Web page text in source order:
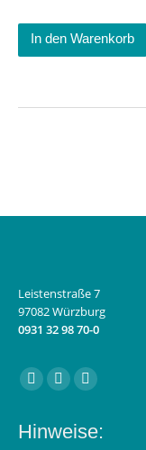
In den Warenkorb
Leistenstraße 7
97082 Würzburg
0931 32 98 70-0
Finden Sie uns auf:
Facebook
opens
Instagram
opens
E-
page
Hinweise: